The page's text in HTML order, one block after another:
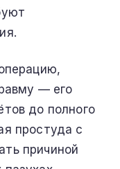
— его
до полного
простуда с
причиной